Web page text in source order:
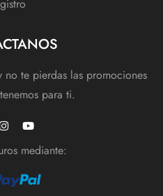
no te pierdas las promociones
para ti.
mediante: